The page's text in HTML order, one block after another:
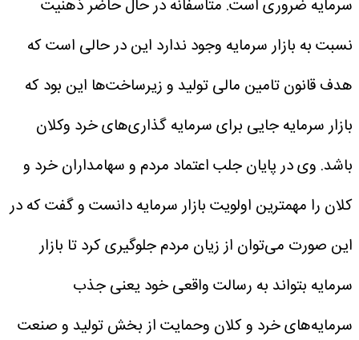
سرمایه ضروری است. متاسفانه در حال حاضر ذهنیت
نسبت به بازار سرمایه وجود ندارد این در حالی است که
هدف قانون تامین مالی تولید و زیرساخت‌ها این بود که
بازار سرمایه جایی برای سرمایه گذاری‌های خرد وکلان
باشد. وی در پایان جلب اعتماد مردم و سهامداران خرد و
کلان را مهمترین اولویت بازار سرمایه دانست و گفت که در
این صورت می‌توان از زیان مردم جلوگیری کرد تا بازار
سرمایه بتواند به رسالت واقعی خود یعنی جذب
سرمایه‌های خرد و کلان وحمایت از بخش تولید و صنعت